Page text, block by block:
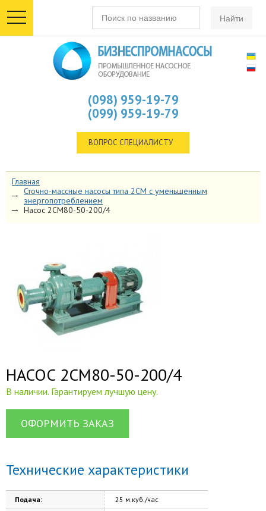
toggle
navigation
(098) 959-19-79
(099) 959-19-79
ВОПРОС СПЕЦИАЛИСТУ
Главная
Сточно-массные насосы типа 2СМ с уменьшенным
энергопотреблением
Насос 2СМ80-50-200/4
НАСОС 2СМ80-50-200/4
В наличии. Гарантируем лучшую цену.
ОФОРМИТЬ ЗАКАЗ
Технические характеристики
Подача: 25 м.куб./час